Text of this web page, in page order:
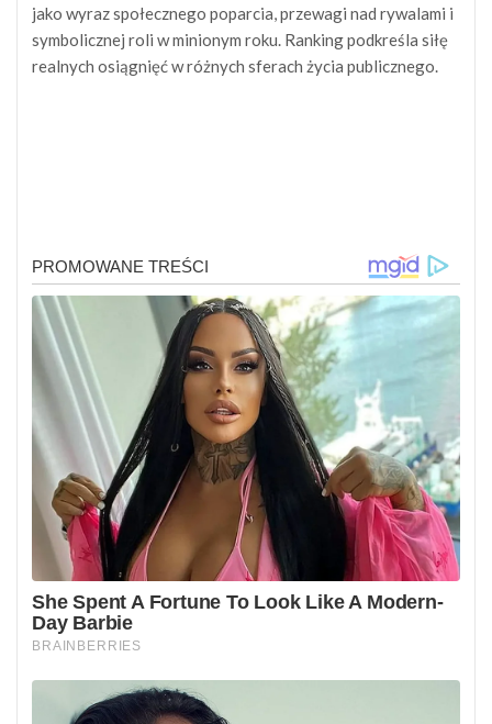
jako wyraz społecznego poparcia, przewagi nad rywalami i
symbolicznej roli w minionym roku. Ranking podkreśla siłę
realnych osiągnięć w różnych sferach życia publicznego.